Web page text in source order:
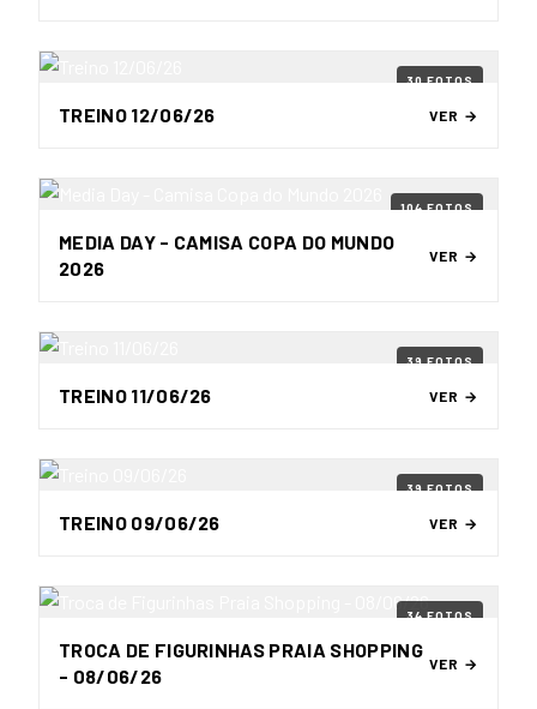
30 FOTOS
TREINO 12/06/26 VER →
104 FOTOS
MEDIA DAY - CAMISA COPA DO MUNDO
2026
VER →
39 FOTOS
TREINO 11/06/26 VER →
39 FOTOS
TREINO 09/06/26 VER →
34 FOTOS
TROCA DE FIGURINHAS PRAIA SHOPPING
- 08/06/26
VER →